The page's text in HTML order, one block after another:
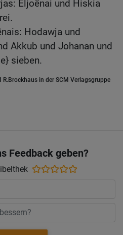
Eljoënai und Hiskia
Hodawja und
Akkub und Johanan und
sieben.
in der SCM Verlagsgruppe
Feedback geben?